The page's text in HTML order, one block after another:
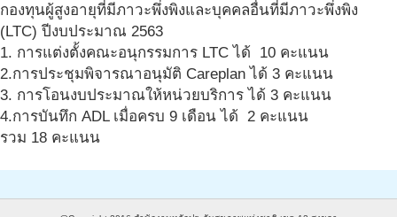
กองทุนผู้สูงอายุที่มีภาวะพึ่งพิงและบุคคลอื่นที่มีภาวะพึ่งพิง
(LTC) ปีงบประมาณ 2563
1. การแต่งตั้งคณะอนุกรรมการ LTC ได้ 10 คะแนน
2.การประชุมพิจารณาอนุมัติ Careplan ได้ 3 คะแนน
3. การโอนงบประมาณให้หน่วยบริการ ได้ 3 คะแนน
4.การบันทึก ADL เมื่อครบ 9 เดือน ได้ 2 คะแนน
รวม 18 คะแนน